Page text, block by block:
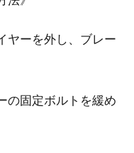
ヤーを外し、ブレー
の固定ボルトを緩め